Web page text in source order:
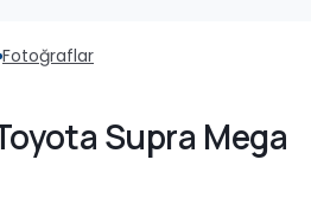
Fotoğraflar
Supra Mega